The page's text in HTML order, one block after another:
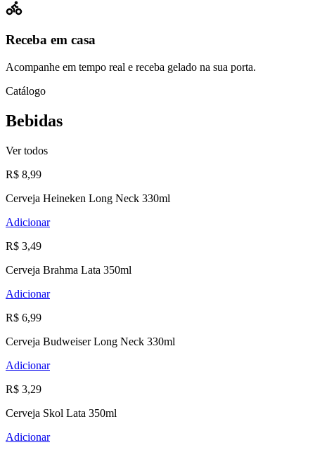
Receba em casa
Acompanhe em tempo real e receba gelado na sua porta.
Catálogo
Bebidas
Ver todos
R$ 8,99
Cerveja Heineken Long Neck 330ml
Adicionar
R$ 3,49
Cerveja Brahma Lata 350ml
Adicionar
R$ 6,99
Cerveja Budweiser Long Neck 330ml
Adicionar
R$ 3,29
Cerveja Skol Lata 350ml
Adicionar